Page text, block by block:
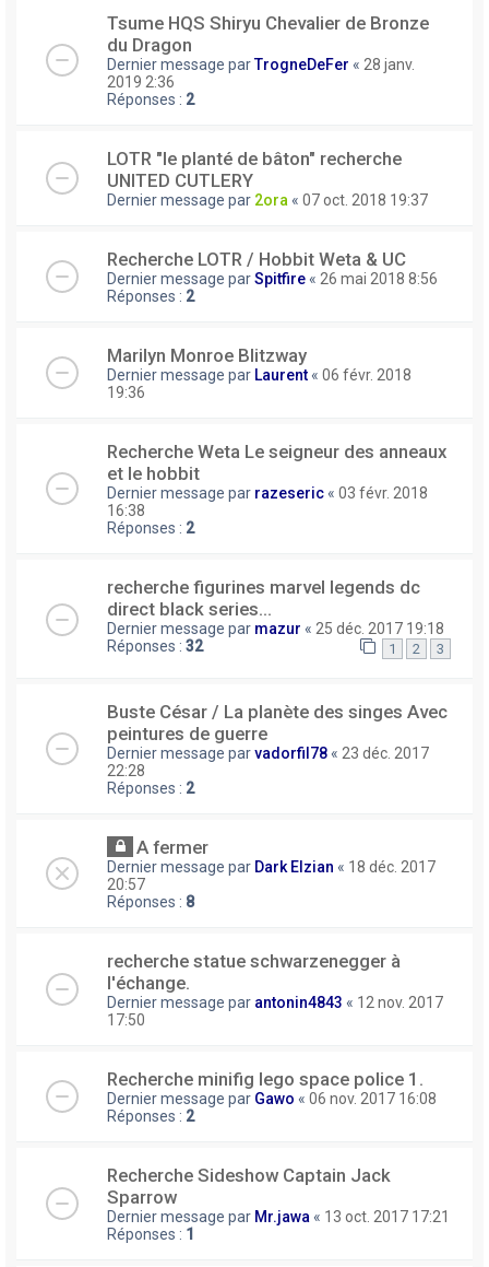
Tsume HQS Shiryu Chevalier de Bronze
du Dragon
Dernier message parTrogneDeFer « 28 janv.
2019 2:36
Réponses : 2
LOTR "le planté de bâton" recherche
UNITED CUTLERY
Dernier message par 2ora « 07 oct. 2018 19:37
Recherche LOTR / Hobbit Weta & UC
Dernier message parSpitfire « 26 mai 2018 8:56
Réponses : 2
Marilyn Monroe Blitzway
Dernier message par Laurent « 06 févr. 2018
19:36
Recherche Weta Le seigneur des anneaux
et le hobbit
Dernier message par razeseric « 03 févr. 2018
16:38
Réponses : 2
recherche figurines marvel legends dc
direct black series...
Dernier message par mazur « 25 déc. 2017 19:18
Réponses : 32 1 2 3
Buste César / La planète des singes Avec
peintures de guerre
Dernier message parvadorfil78 « 23 déc. 2017
22:28
Réponses : 2
A fermer
Dernier message par Dark Elzian « 18 déc. 2017
20:57
Réponses : 8
recherche statue schwarzenegger à
l'échange.
Dernier message par antonin4843 « 12 nov. 2017
17:50
Recherche minifig lego space police 1.
Dernier message par Gawo « 06 nov. 2017 16:08
Réponses : 2
Recherche Sideshow Captain Jack
Sparrow
Dernier message par Mr.jawa « 13 oct. 2017 17:21
Réponses : 1